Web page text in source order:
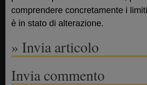
comprendere concretamente i
è in stato di alterazione.
» Invia articolo
Invia commento